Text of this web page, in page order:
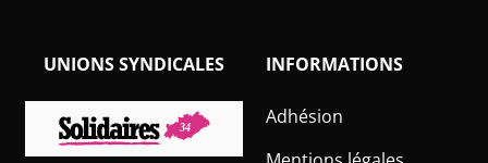
INFORMATIONS
Adhésion
UNIONS SYNDICALES